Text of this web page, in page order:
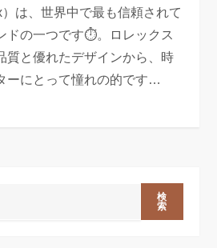
は、世界中で最も信頼されて
ドの一つです⏱️。ロレックス
質と優れたデザインから、時
ーにとって憧れの的です…
検
索